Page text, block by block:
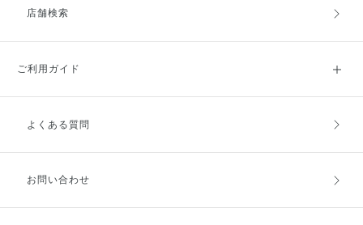
店舗検索
ご利用ガイド
ご利用ガイドトップ
お支払方法
よくある質問
お問い合わせ